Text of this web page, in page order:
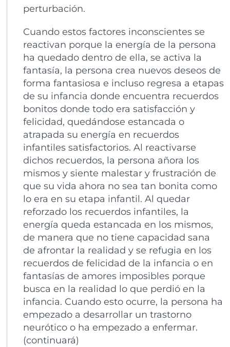
perturbación.
Cuando estos factores inconscientes se
reactivan porque la energía de la persona
ha quedado dentro de ella, se activa la
fantasía, la persona crea nuevos deseos de
forma fantasiosa e incluso regresa a etapas
de su infancia donde encuentra recuerdos
bonitos donde todo era satisfacción y
felicidad, quedándose estancada o
atrapada su energía en recuerdos
infantiles satisfactorios. Al reactivarse
dichos recuerdos, la persona añora los
mismos y siente malestar y frustración de
que su vida ahora no sea tan bonita como
lo era en su etapa infantil. Al quedar
reforzado los recuerdos infantiles, la
energía queda estancada en los mismos,
de manera que no tiene capacidad sana
de afrontar la realidad y se refugia en los
recuerdos de felicidad de la infancia o en
fantasías de amores imposibles porque
busca en la realidad lo que perdió en la
infancia. Cuando esto ocurre, la persona ha
empezado a desarrollar un trastorno
neurótico o ha empezado a enfermar.
(continuará)